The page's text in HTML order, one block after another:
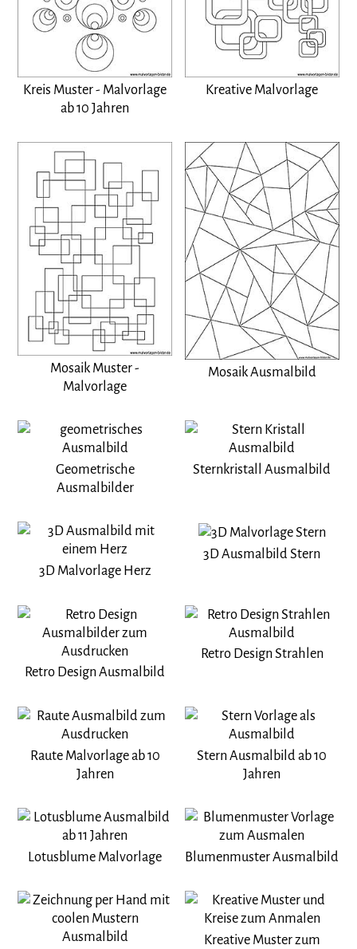
Kreis Muster - Malvorlage
ab 10 Jahren
Kreative Malvorlage
Mosaik Muster -
Malvorlage
Mosaik Ausmalbild
Geometrische
Ausmalbilder
Sternkristall Ausmalbild
3D Malvorlage Herz
3D Ausmalbild Stern
Retro Design Ausmalbild
Retro Design Strahlen
Raute Malvorlage ab 10
Jahren
Stern Ausmalbild ab 10
Jahren
Lotusblume Malvorlage Blumenmuster Ausmalbild
Kreative Muster zum